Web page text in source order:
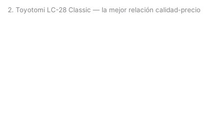
2. Toyotomi LC-28 Classic — la mejor relación calidad-precio